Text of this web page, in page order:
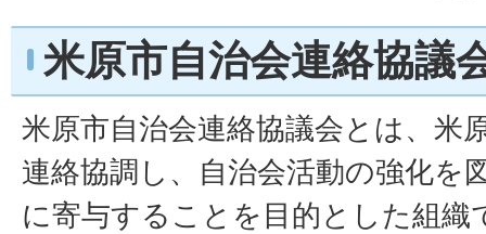
米原市自治会連絡協議
米原市自治会連絡協議会とは、米
連絡協調し、自治会活動の強化を
に寄与することを目的とした組織